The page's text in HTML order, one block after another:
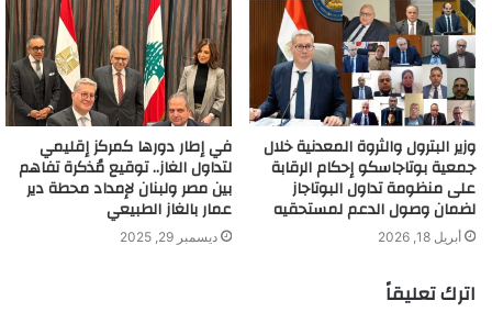
وزير البترول والثروة المعدنية خلال
جمعية بوتاجاسكو إحكام الرقابة
على منظومة تداول البوتاجاز
لضمان وصول الدعم لمستحقيه
أبريل 18, 2026
في إطار دورها كمركز إقليمي
لتداول الغاز.. توقيع مُذكرة تفاهم
بين مصر ولبنان لإمداد محطة دير
عمار بالغاز الطبيعي
ديسمبر 29, 2025
اترك تعليقاً